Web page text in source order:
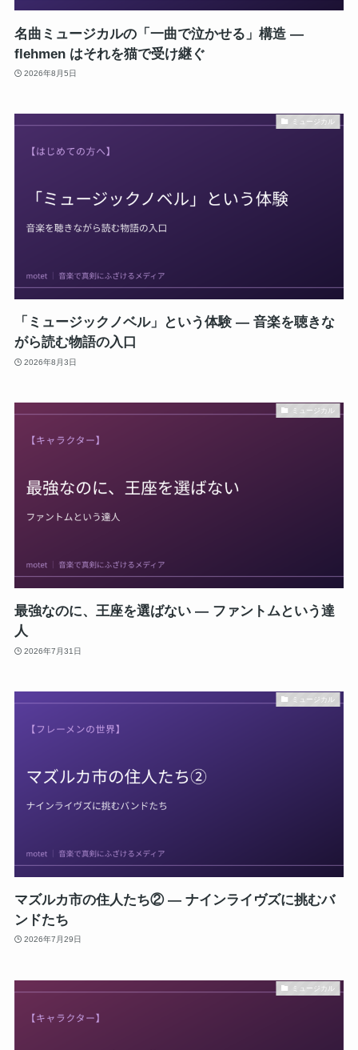
名曲ミュージカルの「一曲で泣かせる」構造 ―
flehmen はそれを猫で受け継ぐ
2026年8月5日
ミュージカル
「ミュージックノベル」という体験 ― 音楽を聴きな
がら読む物語の入口
2026年8月3日
ミュージカル
最強なのに、王座を選ばない ― ファントムという達
人
2026年7月31日
ミュージカル
マズルカ市の住人たち② ― ナインライヴズに挑むバ
ンドたち
2026年7月29日
ミュージカル